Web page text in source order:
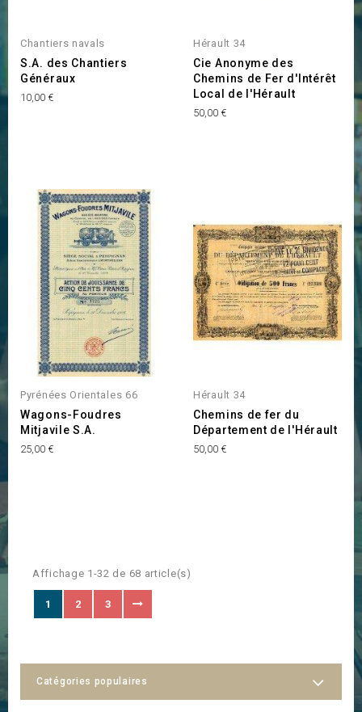
Chantiers navals
S.A. des Chantiers
Généraux
Prix
10,00 €
Hérault 34
Cie Anonyme des
Chemins de Fer d'Intérêt
Local de l'Hérault
Prix
50,00 €
Pyrénées Orientales 66
Wagons-Foudres
Mitjavile S.A.
Prix
25,00 €
Hérault 34
Chemins de fer du
Département de l'Hérault
Prix
50,00 €
Affichage 1-32 de 68 article(s)
1 2 3
Catégories populaires